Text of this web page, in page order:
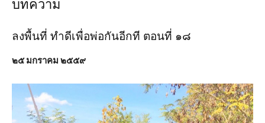
บทความ
ลงพื้นที่ ทำดีเพื่อพ่อกันอีกที ตอนที่ ๑๘
๒๕ มกราคม ๒๕๕๙